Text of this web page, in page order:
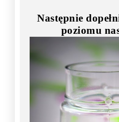
Następnie
poziomu